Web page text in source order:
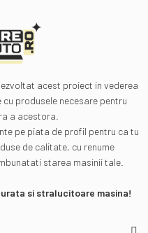
acest proiect in vederea
produsele necesare pentru
a acestora.
pe piata de profil pentru ca tu
de calitate, cu renume
starea masinii tale.
si stralucitoare masina!